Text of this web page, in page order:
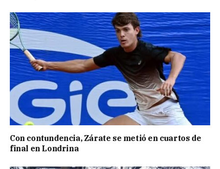
Con contundencia, Zárate se metió en cuartos de
final en Londrina